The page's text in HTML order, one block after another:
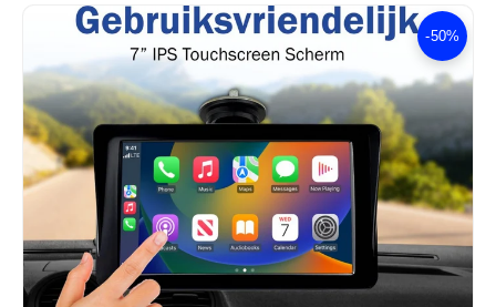
Slaapkamer & Badkamer
Mode & Accessoires
Tech & Gadgets
Auto & Klussen
Tuin & Outdoor
Ga direct naar productinformatie -50%